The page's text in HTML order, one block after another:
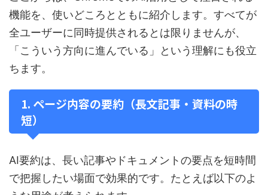
機能を、使いどころとともに紹介します。すべてが
全ユーザーに同時提供されるとは限りませんが、
「こういう方向に進んでいる」という理解にも役立
ちます。
1. ページ内容の要約（長文記事・資料の時
短）
AI要約は、長い記事やドキュメントの要点を短時間
で把握したい場面で効果的です。たとえば以下のよ